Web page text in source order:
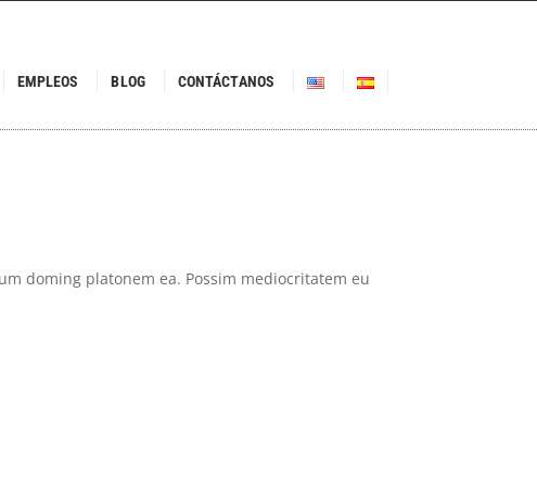
EMPLEOS BLOG CONTÁCTANOS
doming platonem ea. Possim mediocritatem eu